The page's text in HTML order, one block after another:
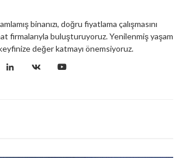
binanızı, doğru fiyatlama çalışmasını
firmalarıyla buluşturuyoruz. Yenilenmiş yaşam
değer katmayı önemsiyoruz.